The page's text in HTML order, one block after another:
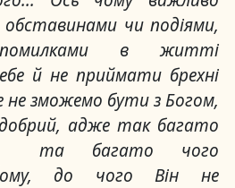
чи подіями,
в житті
й не приймати брехні
зможемо бути з Богом,
адже так багато
та багато чого
до чого Він не